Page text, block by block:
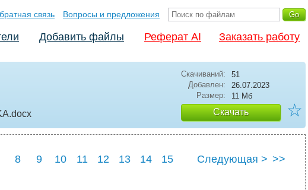
связь Вопросы и предложения
Добавить файлы Реферат AI Заказать работу
.docx
Скачиваний:
51
Добавлен:
26.07.2023
Размер:
11 Мб
Скачать ☆
8 9 10 11 12 13 14
15
Следующая > >>